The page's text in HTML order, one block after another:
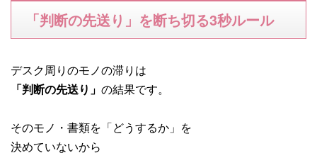
「判断の先送り」を断ち切る3秒ルール
デスク周りのモノの滞りは
「判断の先送り」 の結果です。
そのモノ・書類を「どうするか」を
決めていないから